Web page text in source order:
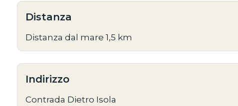
Distanza
Distanza dal mare 1,5 km
Indirizzo
Contrada Dietro Isola